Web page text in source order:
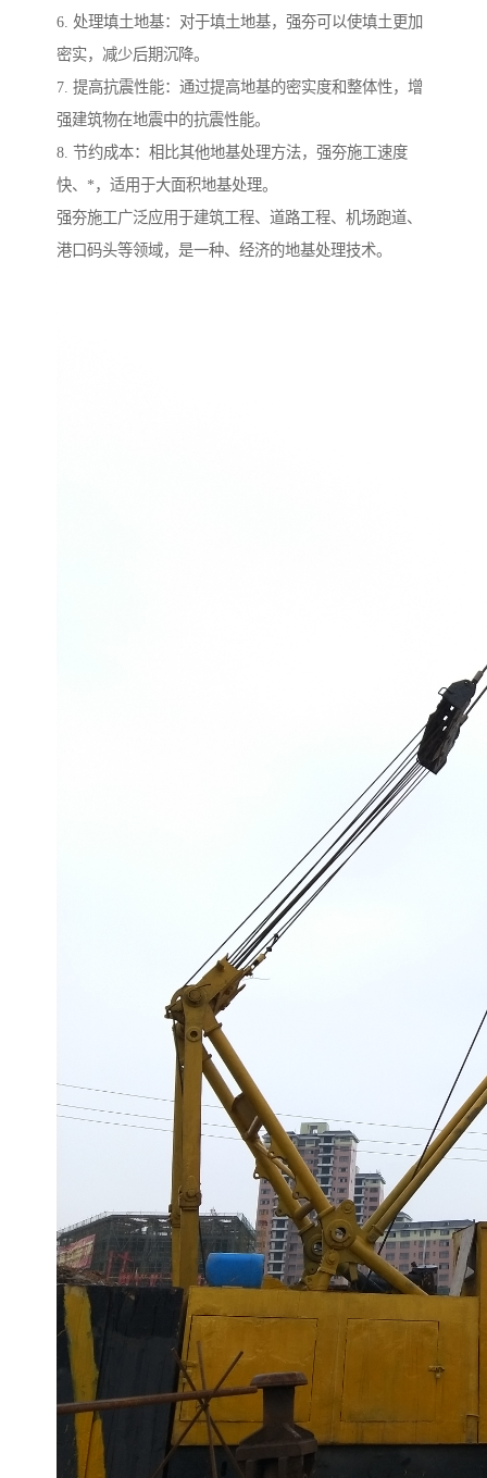
6. 处理填土地基：对于填土地基，强夯可以使填土更加
密实，减少后期沉降。
7. 提高抗震性能：通过提高地基的密实度和整体性，增
强建筑物在地震中的抗震性能。
8. 节约成本：相比其他地基处理方法，强夯施工速度
快、*，适用于大面积地基处理。
强夯施工广泛应用于建筑工程、道路工程、机场跑道、
港口码头等领域，是一种、经济的地基处理技术。